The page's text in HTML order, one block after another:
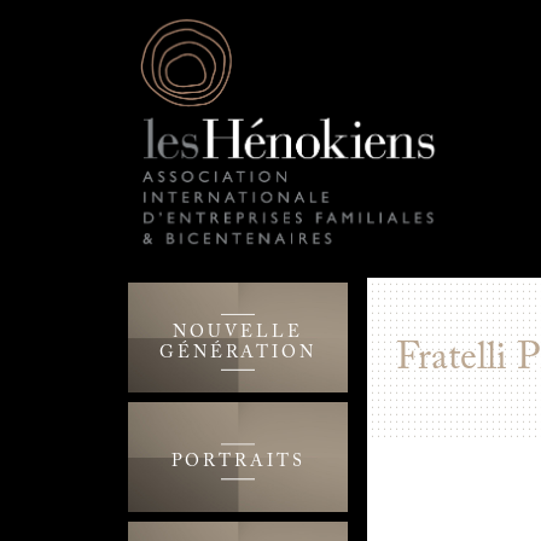
NOUVELLE
GÉNÉRATION
PORTRAITS
Fratelli